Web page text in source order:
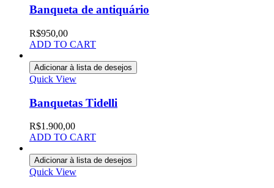
Banqueta de antiquário
R$950,00
ADD TO CART
Adicionar à lista de desejos
Quick View
Banquetas Tidelli
R$1.900,00
ADD TO CART
Adicionar à lista de desejos
Quick View